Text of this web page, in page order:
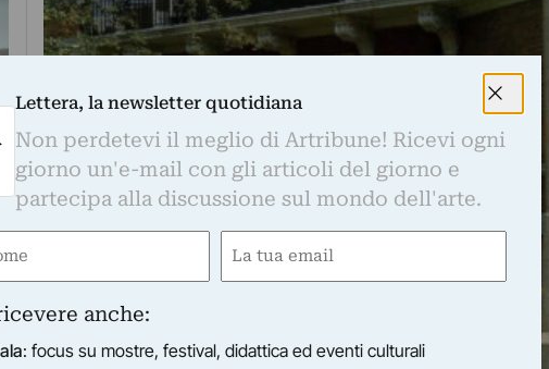
Lettera, la newsletter quotidiana
Non perdetevi il meglio di Artribune! Ricevi ogni
giorno un'e-mail con gli articoli del giorno e
partecipa alla discussione sul mondo dell'arte.
Email
anche:
: focus su mostre, festival, didattica ed eventi culturali